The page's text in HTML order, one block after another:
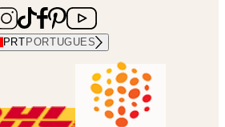
PRT PORTUGUES